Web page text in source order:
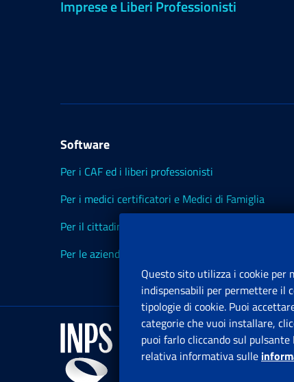
Imprese e Liberi Professionisti
Software
Per i CAF ed i liberi professionisti
Per i medici certificatori e Medici di Famiglia
Per il cittadino
Per le aziende ed i Consulenti
Questo sito utilizza i cookie per
indispensabili per permettere il
tipologie di cookie. Puoi
categorie che vuoi installare,
puoi farlo cliccando sul pulsante
relativa informativa sulle